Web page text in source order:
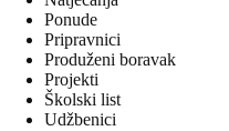
Ponude
Pripravnici
Produženi boravak
Projekti
Školski list
Udžbenici